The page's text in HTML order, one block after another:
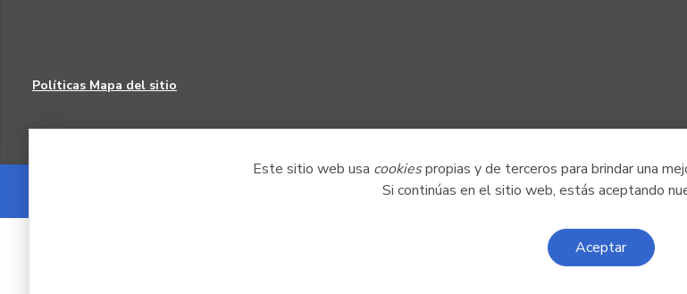
Este sitio web usa cookiespropias y de terceros para brindar una
Si continúas en el sitio web, estás aceptando
Aceptar
Políticas Mapa del sitio